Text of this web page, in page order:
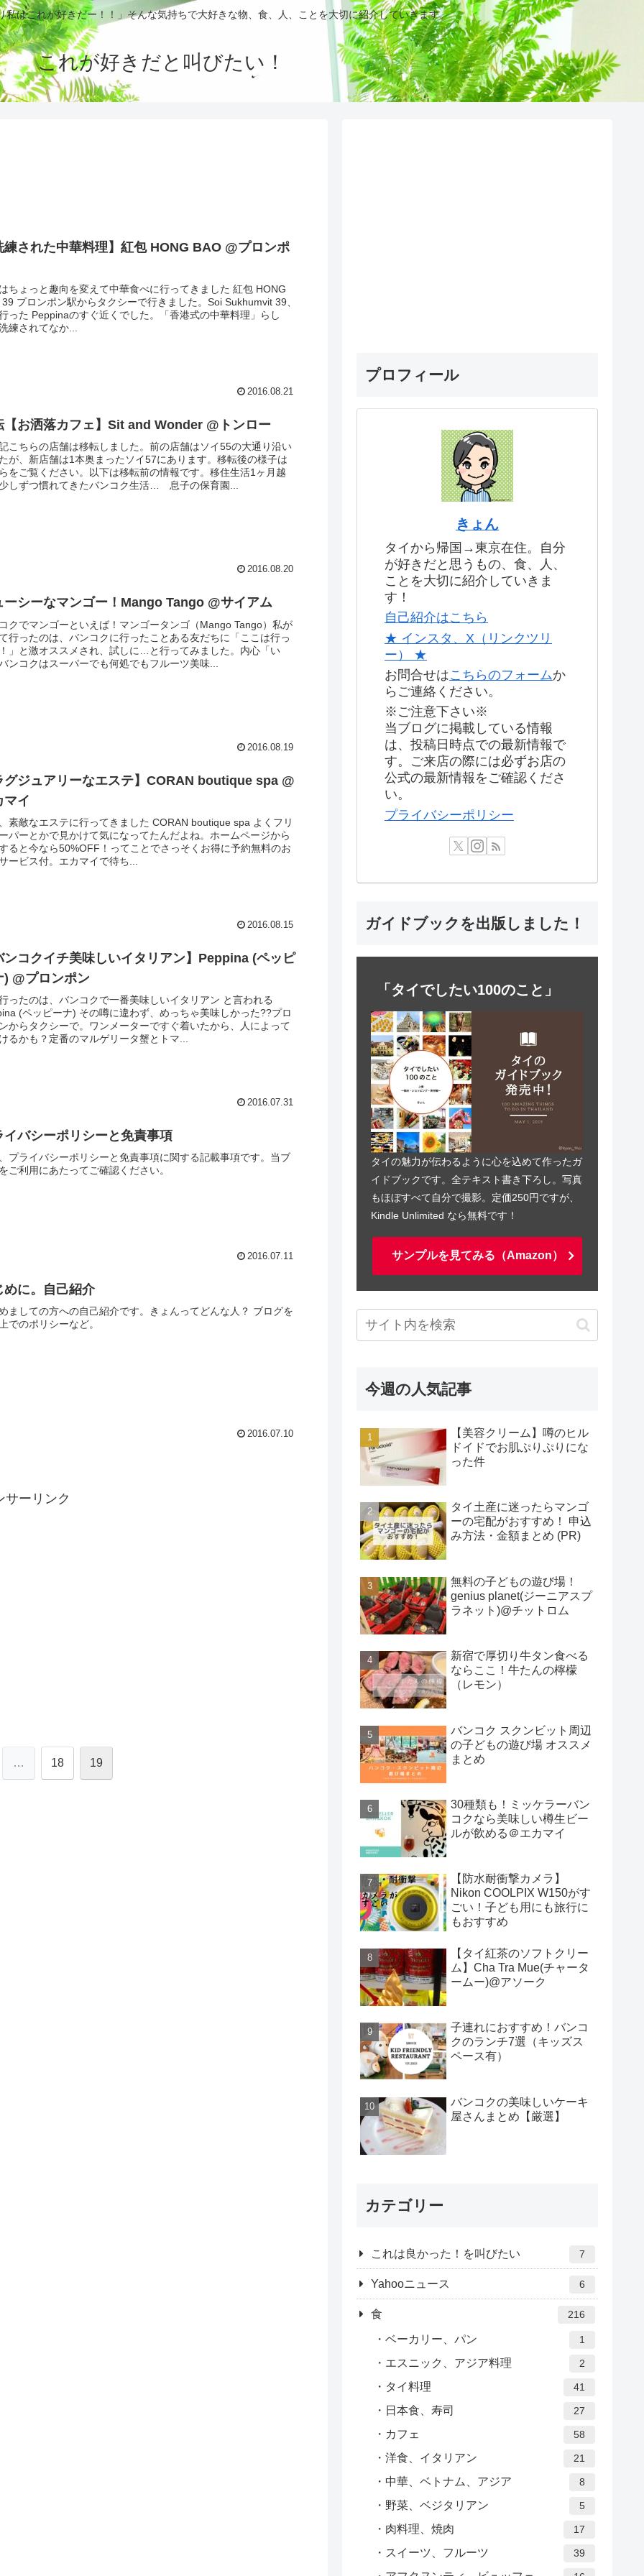
私はこれが好きだー！！」そんな気持ちで大好きな物、食、人、ことを大切に紹介していきます。
これが好きだと叫びたい！
された中華料理】紅包 HONG BAO @プロンポ
ちょっと趣向を変えて中華食べに行ってきました 紅包 HONG
39 プロンポン駅からタクシーで行きました。Soi Sukhumvit 39、
った Peppinaのすぐ近くでした。「香港式の中華料理」らし
練されてなか...
2016.08.21
移転【お洒落カフェ】Sit and Wonder @トンロー
こちらの店舗は移転しました。前の店舗はソイ55の大通り沿い
が、新店舗は1本奥まったソイ57にあります。移転後の様子は
をご覧ください。以下は移転前の情報です。移住生活1ヶ月越
しずつ慣れてきたバンコク生活… 息子の保育園...
2016.08.20
ーシーなマンゴー！Mango Tango @サイアム
クでマンゴーといえば！マンゴータンゴ（Mango Tango）私が
行ったのは、バンコクに行ったことある友だちに「ここは行っ
」と激オススメされ、試しに…と行ってみました。内心「い
ンコクはスーパーでも何処でもフルーツ美味...
2016.08.19
グジュアリーなエステ】CORAN boutique spa @
マイ
素敵なエステに行ってきました CORAN boutique spa よくフリ
パーとかで見かけて気になってたんだよね。ホームページから
ると今なら50%OFF！ってことでさっそくお得に予約無料のお
ービス付。エカマイで待ち...
2016.08.15
ンコクイチ美味しいイタリアン】Peppina (ペッピ
ーナ) @プロンポン
ったのは、バンコクで一番美味しいイタリアン と言われる
(ペッピーナ) その噂に違わず、めっちゃ美味しかった??プロ
からタクシーで。ワンメーターですぐ着いたから、人によって
るかも？定番のマルゲリータ蟹とトマ...
2016.07.31
イバシーポリシーと免責事項
プライバシーポリシーと免責事項に関する記載事項です。当ブ
ご利用にあたってご確認ください。
2016.07.11
めに。自己紹介
ましての方への自己紹介です。きょんってどんな人？ ブログを
でのポリシーなど。
2016.07.10
サーリンク
… 18 19
プロフィール
きょん
タイから帰国→東京在住。自分
が好きだと思うもの、食、人、
ことを大切に紹介していきま
す！
自己紹介はこちら
★ インスタ、X（リンクツリ
ー） ★
お問合せはこちらのフォームか
らご連絡ください。
※ご注意下さい※
当ブログに掲載している情報
は、投稿日時点での最新情報で
す。ご来店の際には必ずお店の
公式の最新情報をご確認くださ
い。
プライバシーポリシー
ガイドブックを出版しました！
「タイでしたい100のこと」
タイの魅力が伝わるように心を込めて作ったガ
イドブックです。全テキスト書き下ろし。写真
もほぼすべて自分で撮影。定価250円ですが、
Kindle Unlimited なら無料です！
サンプルを見てみる（Amazon）
今週の人気記事
【美容クリーム】噂のヒル
ドイドでお肌ぷりぷりにな
った件
タイ土産に迷ったらマンゴ
ーの宅配がおすすめ！ 申込
み方法・金額まとめ (PR)
無料の子どもの遊び場！
genius planet(ジーニアスプ
ラネット)@チットロム
新宿で厚切り牛タン食べる
ならここ！牛たんの檸檬
（レモン）
バンコク スクンビット周辺
の子どもの遊び場 オススメ
まとめ
30種類も！ミッケラーバン
コクなら美味しい樽生ビー
ルが飲める＠エカマイ
【防水耐衝撃カメラ】
Nikon COOLPIX W150がす
ごい！子ども用にも旅行に
もおすすめ
【タイ紅茶のソフトクリー
ム】Cha Tra Mue(チャータ
ームー)@アソーク
子連れにおすすめ！バンコ
クのランチ7選（キッズス
ペース有）
バンコクの美味しいケーキ
屋さんまとめ【厳選】
カテゴリー
これは良かった！を叫びたい 7
Yahooニュース 6
食 216
ベーカリー、パン 1
エスニック、アジア料理 2
タイ料理 41
日本食、寿司 27
カフェ 58
洋食、イタリアン 21
中華、ベトナム、アジア 8
野菜、ベジタリアン 5
肉料理、焼肉 17
スイーツ、フルーツ 39